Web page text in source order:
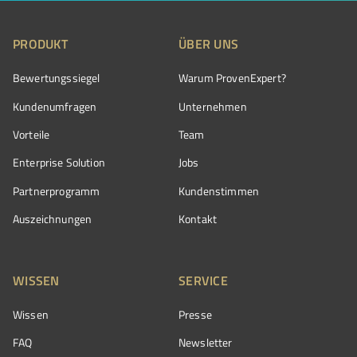
PRODUKT
Bewertungssiegel
Kundenumfragen
Vorteile
Enterprise Solution
Partnerprogramm
Auszeichnungen
ÜBER UNS
Warum ProvenExpert?
Unternehmen
Team
Jobs
Kundenstimmen
Kontakt
WISSEN
Wissen
FAQ
SERVICE
Presse
Newsletter